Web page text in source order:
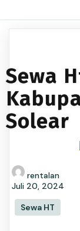
Sewa
Solear
rentalan
Juli 20, 2024
Sewa HT